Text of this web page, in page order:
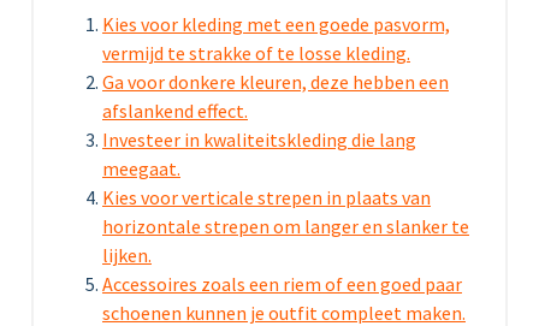
Kies voor kleding met een goede pasvorm,
vermijd te strakke of te losse kleding.
Ga voor donkere kleuren, deze hebben een
afslankend effect.
Investeer in kwaliteitskleding die lang
meegaat.
Kies voor verticale strepen in plaats van
horizontale strepen om langer en slanker te
lijken.
Accessoires zoals een riem of een goed paar
schoenen kunnen je outfit compleet maken.